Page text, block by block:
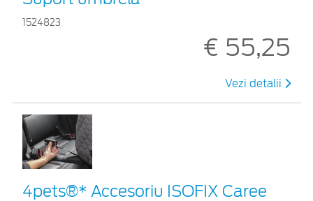
1524823
€ 55,25
Vezi detalii
4pets®* Accesoriu ISOFIX Caree